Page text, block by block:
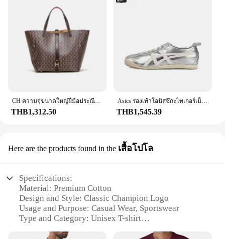
CH ความจุขนาดใหญ่ฝีมือประณีตพิมพ์ตัวอักษรสุภาพสตรีกระเป๋าถือมัลติฟังก์ชั่กระเป๋าถือสตรีสไตล์คลาสสิกย้อนยุค
THB1,312.50
Asics รองเท้าโอนิสซึกะไทเกอร์เม็กซิโก66ดั้งเดิมสำหรับผู้หญิงผู้ชายสีขาวเงิน, Onitsuka ลายเสือคลาสสิกรองเท้าแตะน้ำหนักเบา
THB1,545.39
Here are the products found in the เสื้อโปโล
Specifications:
Material: Premium Cotton
Design and Style: Classic Champion Logo
Usage and Purpose: Casual Wear, Sportswear
Type and Category: Unisex T-shirt